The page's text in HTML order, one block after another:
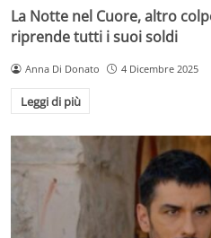
La Notte nel Cuore, altro
riprende tutti i suoi soldi
Anna Di Donato 4 Dicembre 2025
Leggi di più